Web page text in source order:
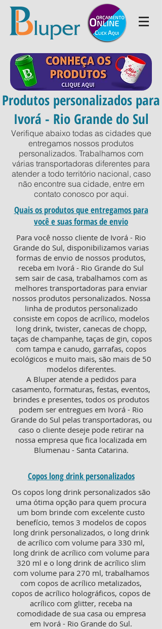
Produtos personalizados para
Ivorá - Rio Grande do Sul
Verifique abaixo todas as cidades que
entregamos nossos produtos
personalizados. Trabalhamos com
várias transportadoras diferentes para
atender a todo território nacional, caso
não encontre sua cidade, entre em
contato conosco por aqui.
Para você nosso cliente de Ivorá - Rio
Grande do Sul, disponibilizamos varias
formas de envio de nossos produtos,
receba em Ivorá - Rio Grande do Sul
sem sair de casa, trabalhamos com as
melhores transportadoras para enviar
nossos produtos personalizados. Nossa
linha de produtos personalizado
consiste em copos de acrílico, modelos
long drink, twister, canecas de chopp,
taças de champanhe, taças de gin, copos
com tampa e canudo, garrafas, copos
ecológicos e muito mais, são mais de 50
modelos diferentes.
A Bluper atende a pedidos para
casamento, formaturas, festas, eventos,
brindes e presentes, todos os produtos
podem ser entregues em Ivorá - Rio
Grande do Sul pelas transportadoras, ou
caso o cliente deseje pode retirar na
nossa empresa que fica localizada em
Blumenau - Santa Catarina.
Quais os produtos que entregamos para
você e suas formas de envio
Copos long drink personalizados
Os copos long drink personalizados são
uma ótima opção para quem procura
um bom brinde com excelente custo
benefício, temos 3 modelos de copos
long drink personalizados, o long drink
de acrílico com volume para 330 ml,
long drink de acrílico com volume para
320 ml e o long drink de acrílico slim
com volume para 270 ml, trabalhamos
com copos de acrílico metalizados,
copos de acrílico holográficos, copos de
acrílico com glitter, receba na
comodidade de sua casa ou empresa
em Ivorá - Rio Grande do Sul.